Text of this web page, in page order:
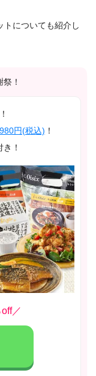
トについても紹介し
祭！
！
円(税込) ！
！
／